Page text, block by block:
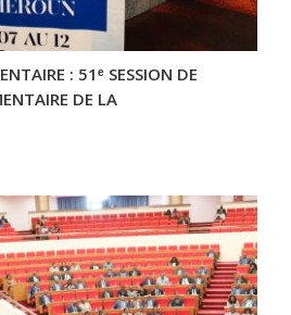
: 51ᵉ SESSION DE
DE LA